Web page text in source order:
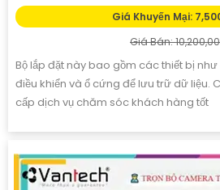
Giá Khuyến Mại:
Giá Bán:
Bộ lắp đặt này bao gồm các thiết bị
điều khiển và ổ cứng để lưu trữ dữ liệu.
cấp dịch vụ chăm sóc khách hàng tốt